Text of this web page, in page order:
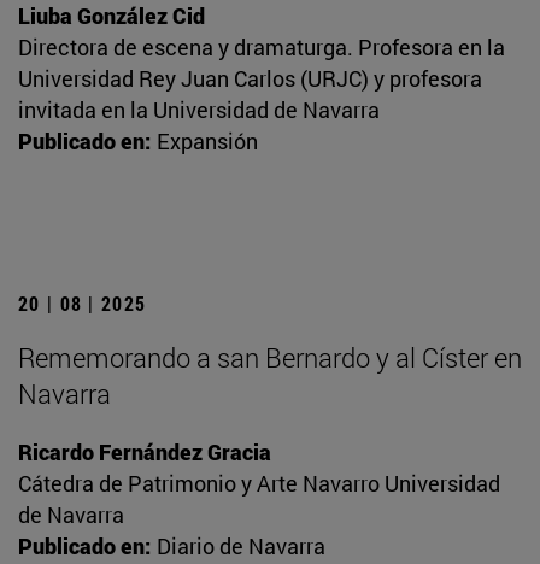
Liuba González Cid
Directora de escena y dramaturga. Profesora en la
Universidad Rey Juan Carlos (URJC) y profesora
invitada en la Universidad de Navarra
Publicado en: Expansión
20 | 08 | 2025
Rememorando a san Bernardo y al Císter en
Navarra
Ricardo Fernández Gracia
Cátedra de Patrimonio y Arte Navarro Universidad
de Navarra
Publicado en: Diario de Navarra